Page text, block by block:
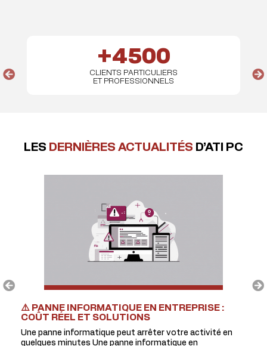
+4500
CLIENTS PARTICULIERS
ET PROFESSIONNELS
LES DERNIÈRES ACTUALITÉS D’ATI PC
⚠️ PANNE INFORMATIQUE EN ENTREPRISE :
COÛT RÉEL ET SOLUTIONS
Une panne informatique peut arrêter votre activité en
quelques minutes Une panne informatique en